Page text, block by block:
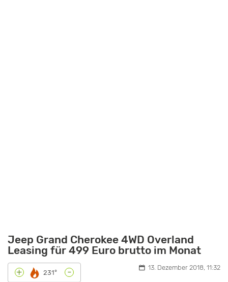
Jeep Grand Cherokee 4WD Overland
Leasing für 499 Euro brutto im Monat
+ 231° - 13. Dezember 2018, 11:32